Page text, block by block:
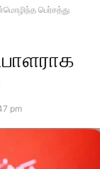
பெர்சத்து
pm